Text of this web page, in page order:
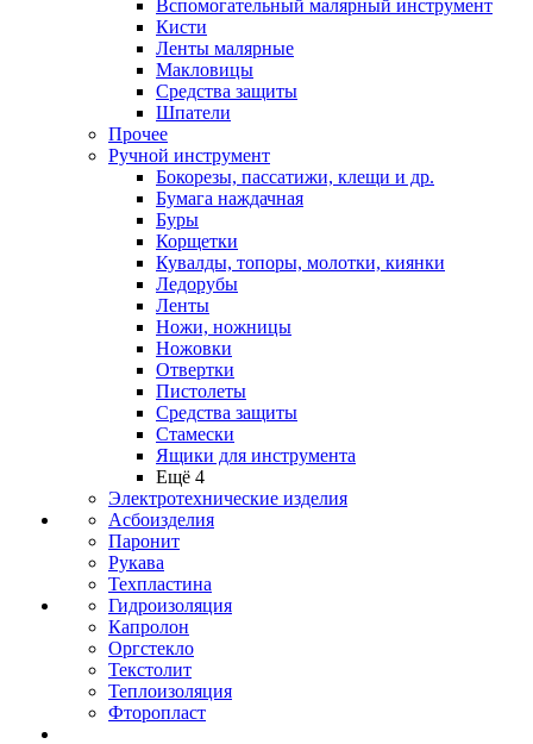
Вспомогательный малярный инструмент
Кисти
Ленты малярные
Макловицы
Средства защиты
Шпатели
Прочее
Ручной инструмент
Бокорезы, пассатижи, клещи и др.
Бумага наждачная
Буры
Корщетки
Кувалды, топоры, молотки, киянки
Ледорубы
Ленты
Ножи, ножницы
Ножовки
Отвертки
Пистолеты
Средства защиты
Стамески
Ящики для инструмента
Ещё 4
Электротехнические изделия
Асбоизделия
Паронит
Рукава
Техпластина
Гидроизоляция
Капролон
Оргстекло
Текстолит
Теплоизоляция
Фторопласт